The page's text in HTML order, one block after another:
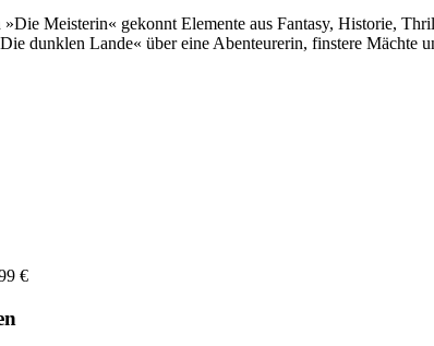
Meisterin« gekonnt Elemente aus Fantasy, Historie,
dunklen Lande« über eine Abenteurerin, finstere Mächte
€